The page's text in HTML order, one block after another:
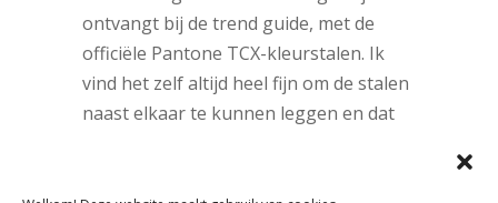
ontvangt bij de trend guide, met de
officiële Pantone TCX-kleurstalen. Ik
vind het zelf altijd heel fijn om de stalen
naast elkaar te kunnen leggen en dat